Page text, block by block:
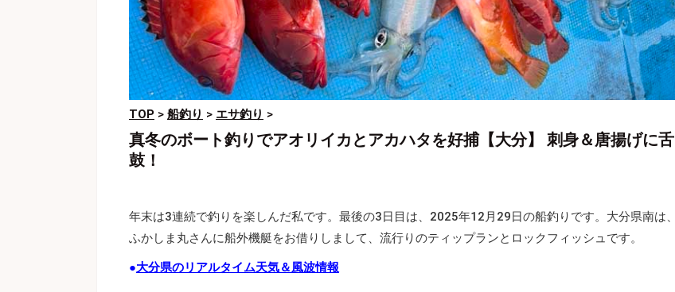
TOP > 船釣り > エサ釣り >
真冬のボート釣りでアオリイカとアカハタを好捕【大分】 刺身＆唐揚げに舌
鼓！
年末は3連続で釣りを楽しんだ私です。最後の3日目は、2025年12月29日の船釣りです。大分県南は、
ふかしま丸さんに船外機艇をお借りしまして、流行りのティップランとロックフィッシュです。
●大分県のリアルタイム天気＆風波情報